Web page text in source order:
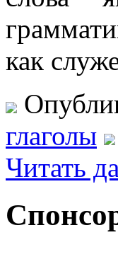
как
глаголы
Читать